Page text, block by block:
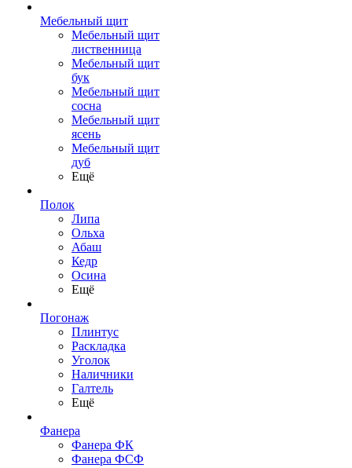
Мебельный щит
Мебельный щит
лиственница
Мебельный щит
бук
Мебельный щит
сосна
Мебельный щит
ясень
Мебельный щит
дуб
Ещё
Полок
Липа
Ольха
Абаш
Кедр
Осина
Ещё
Погонаж
Плинтус
Раскладка
Уголок
Наличники
Галтель
Ещё
Фанера
Фанера ФК
Фанера ФСФ